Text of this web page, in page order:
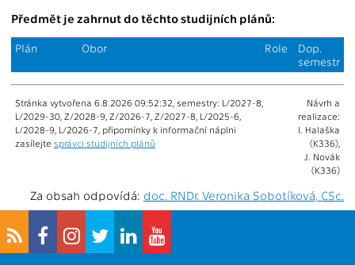
Předmět je zahrnut do těchto studijních plánů:
Plán Obor Role
Dop.
semestr
Stránka vytvořena 6.8.2026 09:52:32, semestry: L/2027-8,
L/2029-30, Z/2028-9, Z/2026-7, Z/2027-8, L/2025-6,
L/2028-9, L/2026-7, připomínky k informační náplni
zasílejte správci studijních plánů
Návrh a
realizace:
I. Halaška
(K336),
J. Novák
(K336)
Za obsah odpovídá: doc. RNDr. Veronika Sobotíková, CSc.